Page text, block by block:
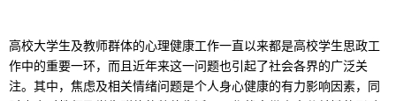
高校大学生及教师群体的心理健康工作一直以来都是高校学生思政工
作中的重要一环，而且近年来这一问题也引起了社会各界的广泛关
注。其中，焦虑及相关情绪问题是个人身心健康的有力影响因素，同